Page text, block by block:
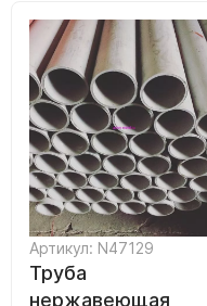
Артикул: N47129
Труба
нержавеющая